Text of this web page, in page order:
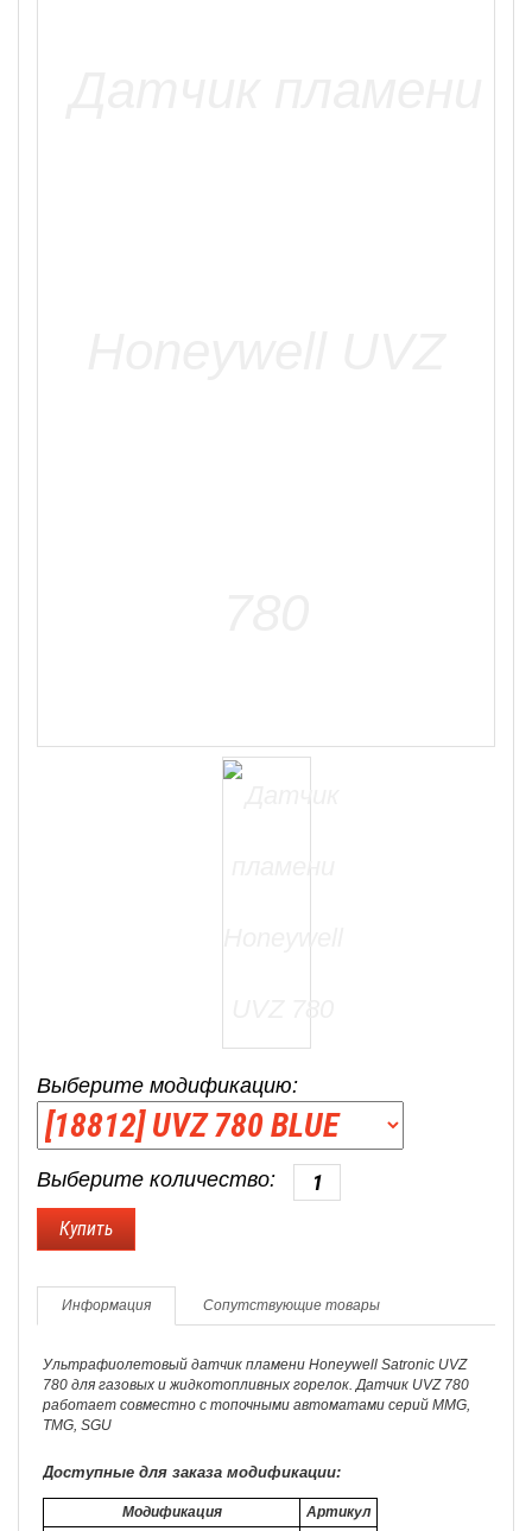
Выберите модификацию:
Выберите количество:
Информация Сопутствующие товары
Ультрафиолетовый датчик пламени Honeywell Satronic UVZ
780 для газовых и жидкотопливных горелок. Датчик UVZ 780
работает совместно с топочными автоматами серий MMG,
TMG, SGU
Доступные для заказа модификации:
Модификация
Артикул